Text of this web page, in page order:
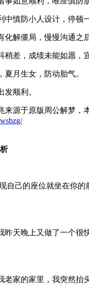
慎防小人设计，停顿
解僵局，慢慢沟通之
差，成绩未能如愿，
月生女，防动胎气。
顺利。
源于原版周公解梦，
自己的座位就坐在你
天晚上又做了一个
家的家里，我突然